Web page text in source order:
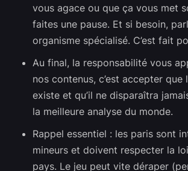
vous agace ou que ça vous met
faites une pause. Et si besoin,
organisme spécialisé. C’est fait
Au final, la responsabilité vous
nos contenus, c’est accepter que
existe et qu’il ne disparaîtra
la meilleure analyse du monde.
Rappel essentiel : les paris sont
mineurs et doivent respecter la
pays. Le jeu peut vite déraper